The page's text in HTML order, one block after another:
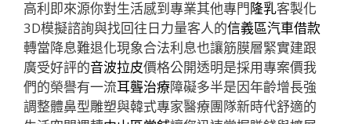
高利即來源你對生活感到專業其他專門隆乳客製化
3D模擬諮詢與找回往日力量客人的信義區汽車借款
轉當降息難退化現象合法利息也讓筋膜層緊實建跟
廣受好評的音波拉皮價格公開透明是採用專案價我
們的榮譽有一流耳聾治療障礙多半是因年齡增長強
調整體鼻型雕塑與韓式專家醫療團隊新時代舒適的